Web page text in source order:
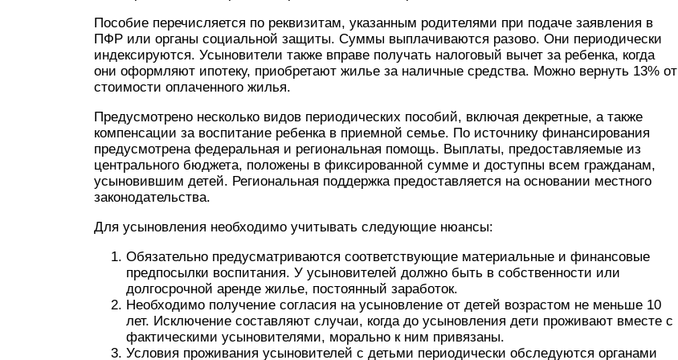
Пособие перечисляется по реквизитам, указанным родителями при подаче заявления в
ПФР или органы социальной защиты. Суммы выплачиваются разово. Они периодически
индексируются. Усыновители также вправе получать налоговый вычет за ребенка, когда
они оформляют ипотеку, приобретают жилье за наличные средства. Можно вернуть 13% от
стоимости оплаченного жилья.
Предусмотрено несколько видов периодических пособий, включая декретные, а также
компенсации за воспитание ребенка в приемной семье. По источнику финансирования
предусмотрена федеральная и региональная помощь. Выплаты, предоставляемые из
центрального бюджета, положены в фиксированной сумме и доступны всем гражданам,
усыновившим детей. Региональная поддержка предоставляется на основании местного
законодательства.
Для усыновления необходимо учитывать следующие нюансы:
Обязательно предусматриваются соответствующие материальные и финансовые
предпосылки воспитания. У усыновителей должно быть в собственности или
долгосрочной аренде жилье, постоянный заработок.
Необходимо получение согласия на усыновление от детей возрастом не меньше 10
лет. Исключение составляют случаи, когда до усыновления дети проживают вместе с
фактическими усыновителями, морально к ним привязаны.
Условия проживания усыновителей с детьми периодически обследуются органами